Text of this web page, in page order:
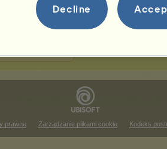
do wyświetlenia w tym rankingu
prawne Zarządzanie plikami cookie Kodeks
Decline